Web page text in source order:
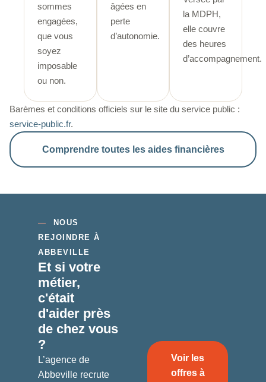
sommes
engagées,
que vous
soyez
imposable
ou non.
âgées en
perte
d’autonomie.
la MDPH,
elle couvre
des heures
d’accompagnement.
Barèmes et conditions officiels sur le site du service public :
service-public.fr.
Comprendre toutes les aides financières
— NOUS
REJOINDRE À
ABBEVILLE
Et si votre
métier,
c'était
d'aider près
de chez vous
?
L’agence de
Abbeville recrute
Voir les
offres à